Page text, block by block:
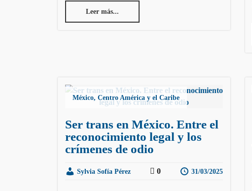
Leer más...
México, Centro América y el Caribe
Ser trans en México. Entre el
reconocimiento legal y los
crímenes de odio
Sylvia Sofía Pérez 0 31/03/2025